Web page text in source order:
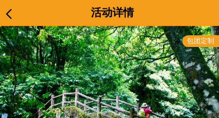
活动详情
包团定制